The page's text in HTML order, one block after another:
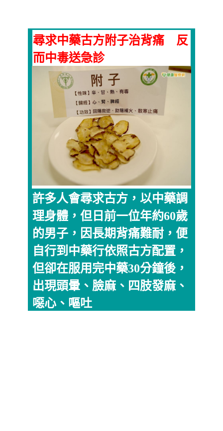
尋求中藥古方附子治背痛 反
而中毒送急診
許多人會尋求古方，以中藥調
理身體，但日前一位年約60歲
的男子，因長期背痛難耐，便
自行到中藥行依照古方配置，
但卻在服用完中藥30分鐘後，
出現頭暈、臉麻、四肢發麻、
噁心、嘔吐